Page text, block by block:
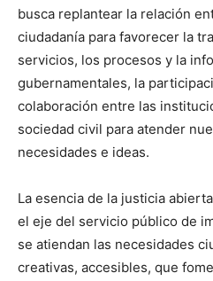
busca replantear la relación
ciudadanía para favorecer la
servicios, los procesos y la
gubernamentales, la
colaboración entre las
sociedad civil para atender
necesidades e ideas.
La esencia de la justicia
el eje del servicio público de
se atiendan las necesidades
creativas, accesibles, que